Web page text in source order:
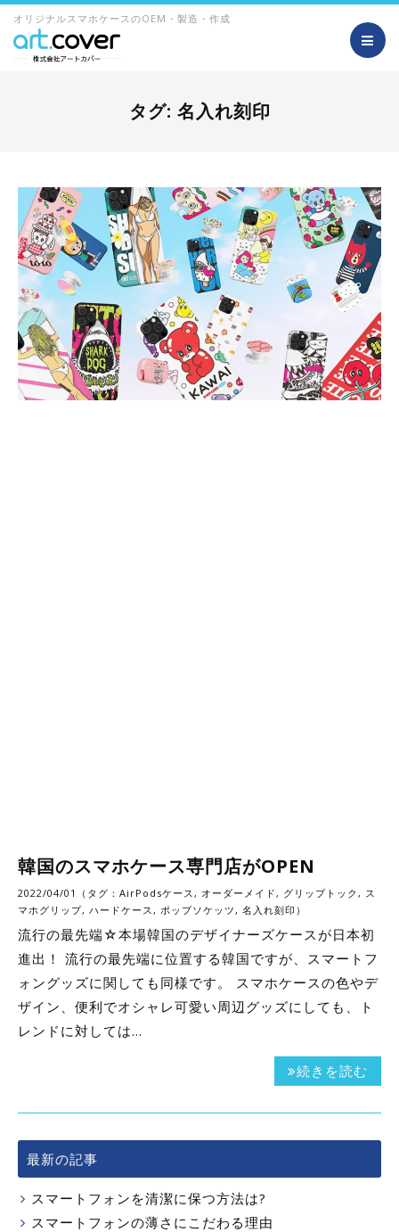
オリジナルスマホケースのOEM・製造・作成
タグ: 名入れ刻印
韓国のスマホケース専門店がOPEN
2022/04/01（タグ： AirPodsケース , オーダーメイド , グリップトック , ス
マホグリップ, ハードケース , ポップソケッツ , 名入れ刻印 ）
流行の最先端☆本場韓国のデザイナーズケースが日本初
進出！ 流行の最先端に位置する韓国ですが、スマートフ
ォングッズに関しても同様です。 スマホケースの色やデ
ザイン、便利でオシャレ可愛い周辺グッズにしても、ト
レンドに対しては…
続きを読む
最新の記事
スマートフォンを清潔に保つ方法は?
スマートフォンの薄さにこだわる理由